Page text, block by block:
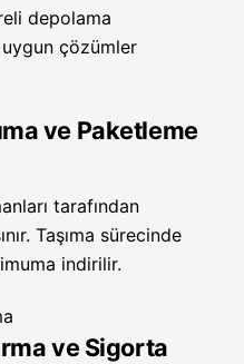
depolama
çözümler
ve Paketleme
tarafından
Taşıma sürecinde
indirilir.
ve Sigorta